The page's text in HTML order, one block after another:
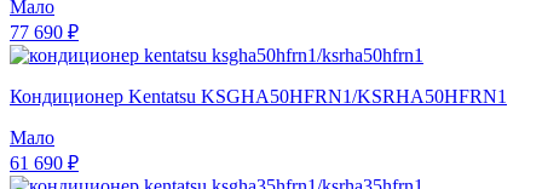
Мало
77 690 ₽
Кондиционер Kentatsu KSGHA50HFRN1/KSRHA50HFRN1
Мало
61 690 ₽